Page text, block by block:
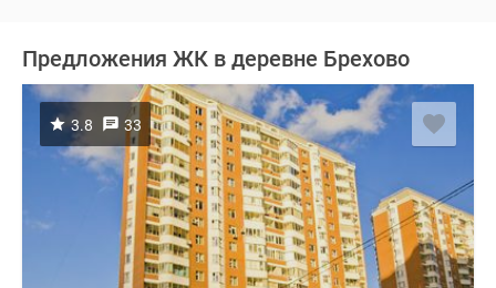
Предложения ЖК в деревне Брехово
3.8 33